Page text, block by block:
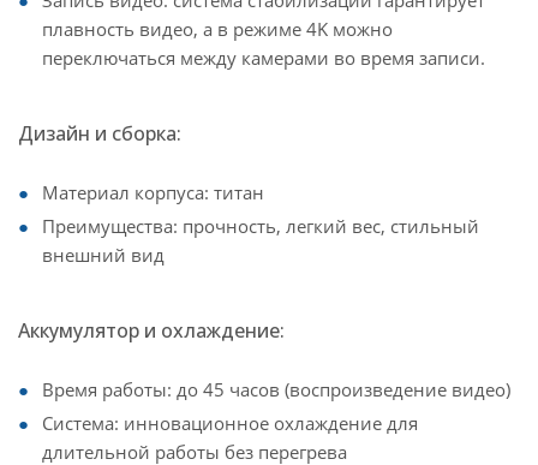
плавность видео, а в режиме 4K можно
переключаться между камерами во время записи.
Дизайн и сборка:
Материал корпуса: титан
Преимущества: прочность, легкий вес, стильный
внешний вид
Аккумулятор и охлаждение:
Время работы: до 45 часов (воспроизведение видео)
Система: инновационное охлаждение для
длительной работы без перегрева